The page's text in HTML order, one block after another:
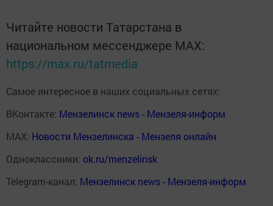
Читайте новости Татарстана в
национальном мессенджере MАХ:
https://max.ru/tatmedia
Самое интересное в наших социальных сетях:
ВКонтакте: Мензелинск news - Мензеля-информ
MAX: Новости Мензелинска - Мензеля онлайн
Одноклассники: ok.ru/menzelinsk
Telegram-канал: Мензелинск news - Мензеля-информ